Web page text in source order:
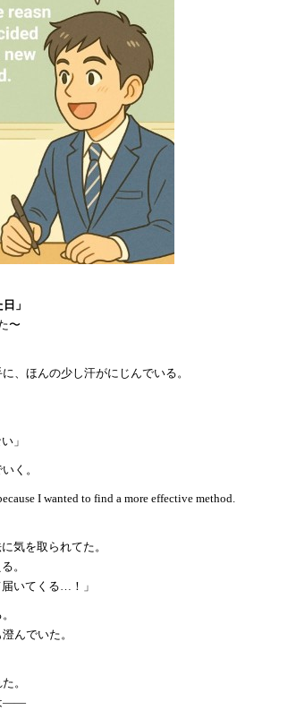
」
〜
、ほんの少し汗がにじんでいる。
」
く。
I wanted to find a more effective method.
気を取られてた。
。
いてくる…！」
んでいた。
。
——